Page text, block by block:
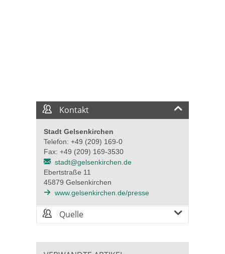
Kontakt
Stadt Gelsenkirchen
Telefon: +49 (209) 169-0
Fax: +49 (209) 169-3530
stadt@gelsenkirchen.de
Ebertstraße 11
45879 Gelsenkirchen
www.gelsenkirchen.de/presse
Quelle